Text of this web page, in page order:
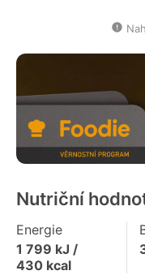
Nutriční
Energie
1 799 kJ /
430 kcal